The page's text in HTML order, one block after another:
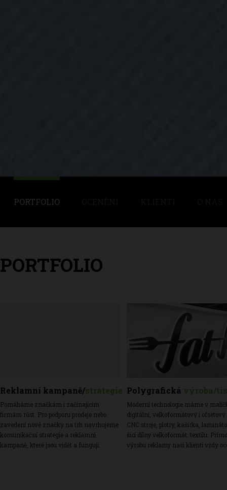
PORTFOLIO
PORTFOLIO
Reklamní kampaně/strategie
Pomáháme značkám i začínajícím
firmám růst. Pro podporu prodeje nebo
zavedení nové značky na trh navrhujeme
komunikační strategie a reklamní
kampaně, které jsou vidět a fungují.
Polygrafická výroba/
Moderní technologie máme v
digitální, velkoformátový i ofsetový
CNC stroje, plotry, kašírka,
šicí dílny velkoformát. textilu.
výrobu reklamy naši klienti vždy